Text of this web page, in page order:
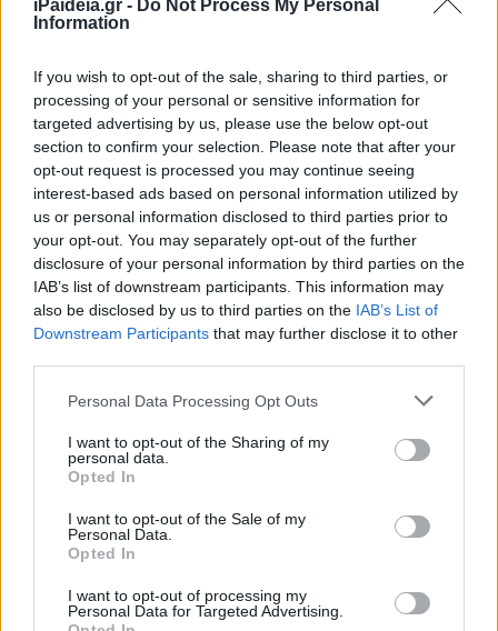
iPaideia.gr - Do Not Process My Personal
Information
If you wish to opt-out of the sale, sharing to third parties, or
processing of your personal or sensitive information for
targeted advertising by us, please use the below opt-out
section to confirm your selection. Please note that after your
opt-out request is processed you may continue seeing
interest-based ads based on personal information utilized by
us or personal information disclosed to third parties prior to
your opt-out. You may separately opt-out of the further
disclosure of your personal information by third parties on the
IAB’s list of downstream participants. This information may
also be disclosed by us to third parties on the IAB’s List of
Downstream Participants that may further disclose it to other
Please note that this website/app uses one or more Google
not limited to your visit or usage behaviour. You may click to
grant or deny consent to Google and its third-party tags to
use your data for below specified purposes in below Google
consent section.
Personal Data Processing Opt Outs
I want to opt-out of the Sharing of my
personal data.
Opted In
I want to opt-out of the Sale of my
Personal Data.
Opted In
I want to opt-out of processing my
Personal Data for Targeted Advertising.
Αντίθετα, οφειλές που αφορούν χρονικές περιόδους
από 1η Ιανουαρίου 2024 και μετά δεν μπορούν να
ενταχθούν στη νέα ρύθμιση και θα πρέπει είτε να
εξοφληθούν είτε να ρυθμιστούν μέσω της πάγιας
ρύθμισης των 24 δόσεων.
Οι ενδιαφερόμενοι μπορούν να υποβάλουν αίτηση
αποκλειστικά μέσω των ηλεκτρονικών υπηρεσιών του
Κέντρου Είσπραξης Ασφαλιστικών Οφειλών (ΚΕΑΟ), με
Το ελάχιστο ποσό της μηνιαίας δόσης ορίζεται στα 30
ευρώ, ενώ για όσους δεν πληρούν τις προϋποθέσεις
υπαγωγής, το ηλεκτρονικό σύστημα του ΚΕΑΟ θα
εμφανίζει σχετικό ενημερωτικό μήνυμα, επισημαίνοντας
την ύπαρξη ενεργής ρύθμισης που δεν επιτρέπει την
ένταξη στο νέο σχήμα των 72 δόσεων.